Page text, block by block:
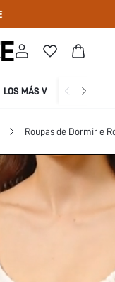
LOS MÁS VENDIDOS
Roupas de Dormir e